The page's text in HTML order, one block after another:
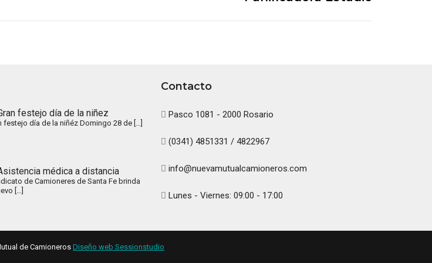
festejo día de la niñez
festejo día de la niñéz Domingo 28 de […]
médica a distancia
de Camioneres de Santa Fe brinda
[…]
Contacto
Pasco 1081 - 2000 Rosario
(0341) 4851331 / 4822967
info@nuevamutualcamioneros.com
Lunes - Viernes: 09:00 - 17:00
de CamionerosDiseño web Sessionstudio